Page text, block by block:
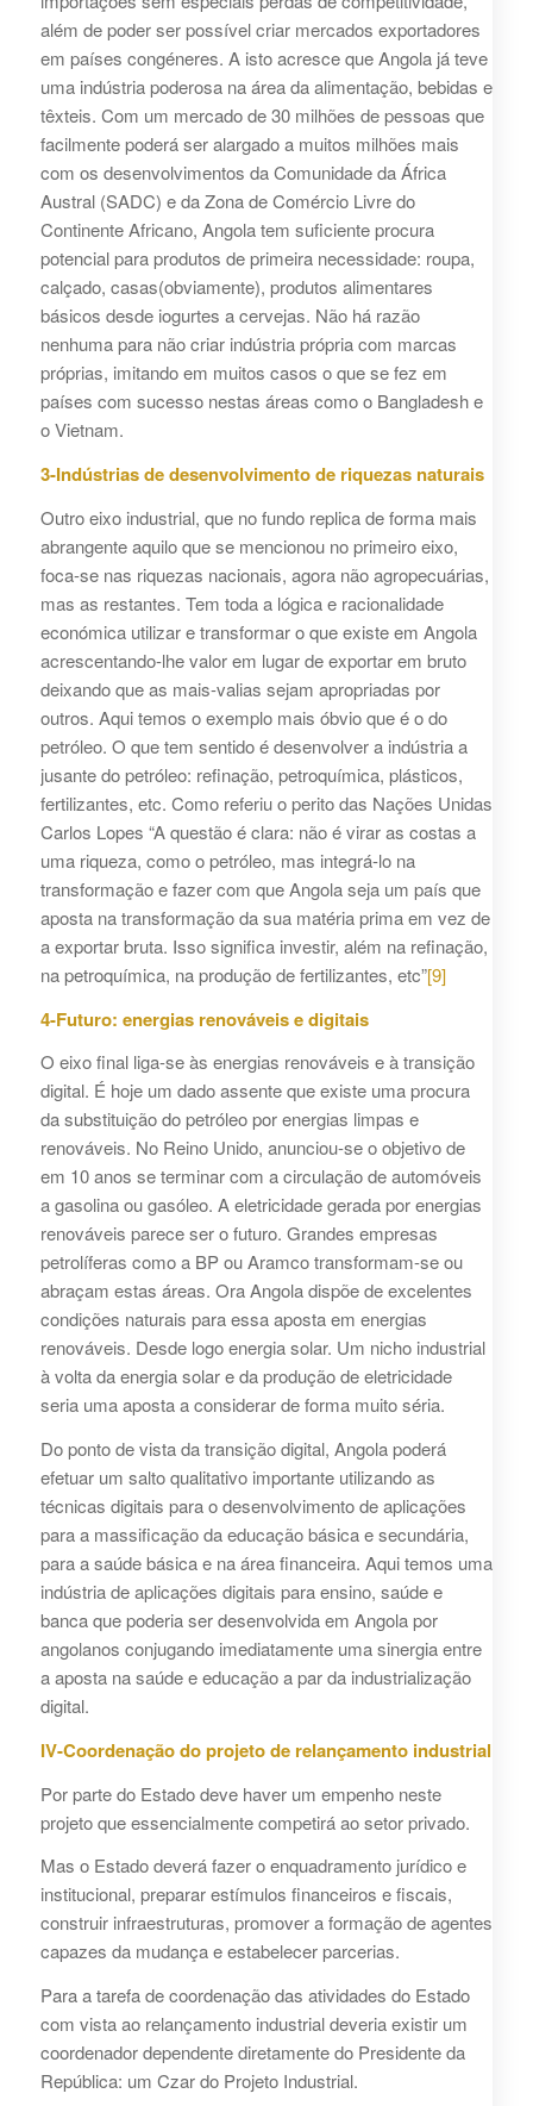
além de poder ser possível criar mercados exportadores
em países congéneres. A isto acresce que Angola já teve
uma indústria poderosa na área da alimentação, bebidas e
têxteis. Com um mercado de 30 milhões de pessoas que
facilmente poderá ser alargado a muitos milhões mais
com os desenvolvimentos da Comunidade da África
Austral (SADC) e da Zona de Comércio Livre do
Continente Africano, Angola tem suficiente procura
potencial para produtos de primeira necessidade: roupa,
calçado, casas(obviamente), produtos alimentares
básicos desde iogurtes a cervejas. Não há razão
nenhuma para não criar indústria própria com marcas
próprias, imitando em muitos casos o que se fez em
países com sucesso nestas áreas como o Bangladesh e
o Vietnam.
3-Indústrias de desenvolvimento de riquezas naturais
Outro eixo industrial, que no fundo replica de forma mais
abrangente aquilo que se mencionou no primeiro eixo,
foca-se nas riquezas nacionais, agora não agropecuárias,
mas as restantes. Tem toda a lógica e racionalidade
económica utilizar e transformar o que existe em Angola
acrescentando-lhe valor em lugar de exportar em bruto
deixando que as mais-valias sejam apropriadas por
outros. Aqui temos o exemplo mais óbvio que é o do
petróleo. O que tem sentido é desenvolver a indústria a
jusante do petróleo: refinação, petroquímica, plásticos,
fertilizantes, etc. Como referiu o perito das Nações Unidas
Carlos Lopes “A questão é clara: não é virar as costas a
uma riqueza, como o petróleo, mas integrá-lo na
transformação e fazer com que Angola seja um país que
aposta na transformação da sua matéria prima em vez de
a exportar bruta. Isso significa investir, além na refinação,
na petroquímica, na produção de fertilizantes, etc”[9]
4-Futuro: energias renováveis e digitais
O eixo final liga-se às energias renováveis e à transição
digital. É hoje um dado assente que existe uma procura
da substituição do petróleo por energias limpas e
renováveis. No Reino Unido, anunciou-se o objetivo de
em 10 anos se terminar com a circulação de automóveis
a gasolina ou gasóleo. A eletricidade gerada por energias
renováveis parece ser o futuro. Grandes empresas
petrolíferas como a BP ou Aramco transformam-se ou
abraçam estas áreas. Ora Angola dispõe de excelentes
condições naturais para essa aposta em energias
renováveis. Desde logo energia solar. Um nicho industrial
à volta da energia solar e da produção de eletricidade
seria uma aposta a considerar de forma muito séria.
Do ponto de vista da transição digital, Angola poderá
efetuar um salto qualitativo importante utilizando as
técnicas digitais para o desenvolvimento de aplicações
para a massificação da educação básica e secundária,
para a saúde básica e na área financeira. Aqui temos uma
indústria de aplicações digitais para ensino, saúde e
banca que poderia ser desenvolvida em Angola por
angolanos conjugando imediatamente uma sinergia entre
a aposta na saúde e educação a par da industrialização
digital.
IV-Coordenação do projeto de relançamento industrial
Por parte do Estado deve haver um empenho neste
projeto que essencialmente competirá ao setor privado.
Mas o Estado deverá fazer o enquadramento jurídico e
institucional, preparar estímulos financeiros e fiscais,
construir infraestruturas, promover a formação de agentes
capazes da mudança e estabelecer parcerias.
Para a tarefa de coordenação das atividades do Estado
com vista ao relançamento industrial deveria existir um
coordenador dependente diretamente do Presidente da
República: um Czar do Projeto Industrial.